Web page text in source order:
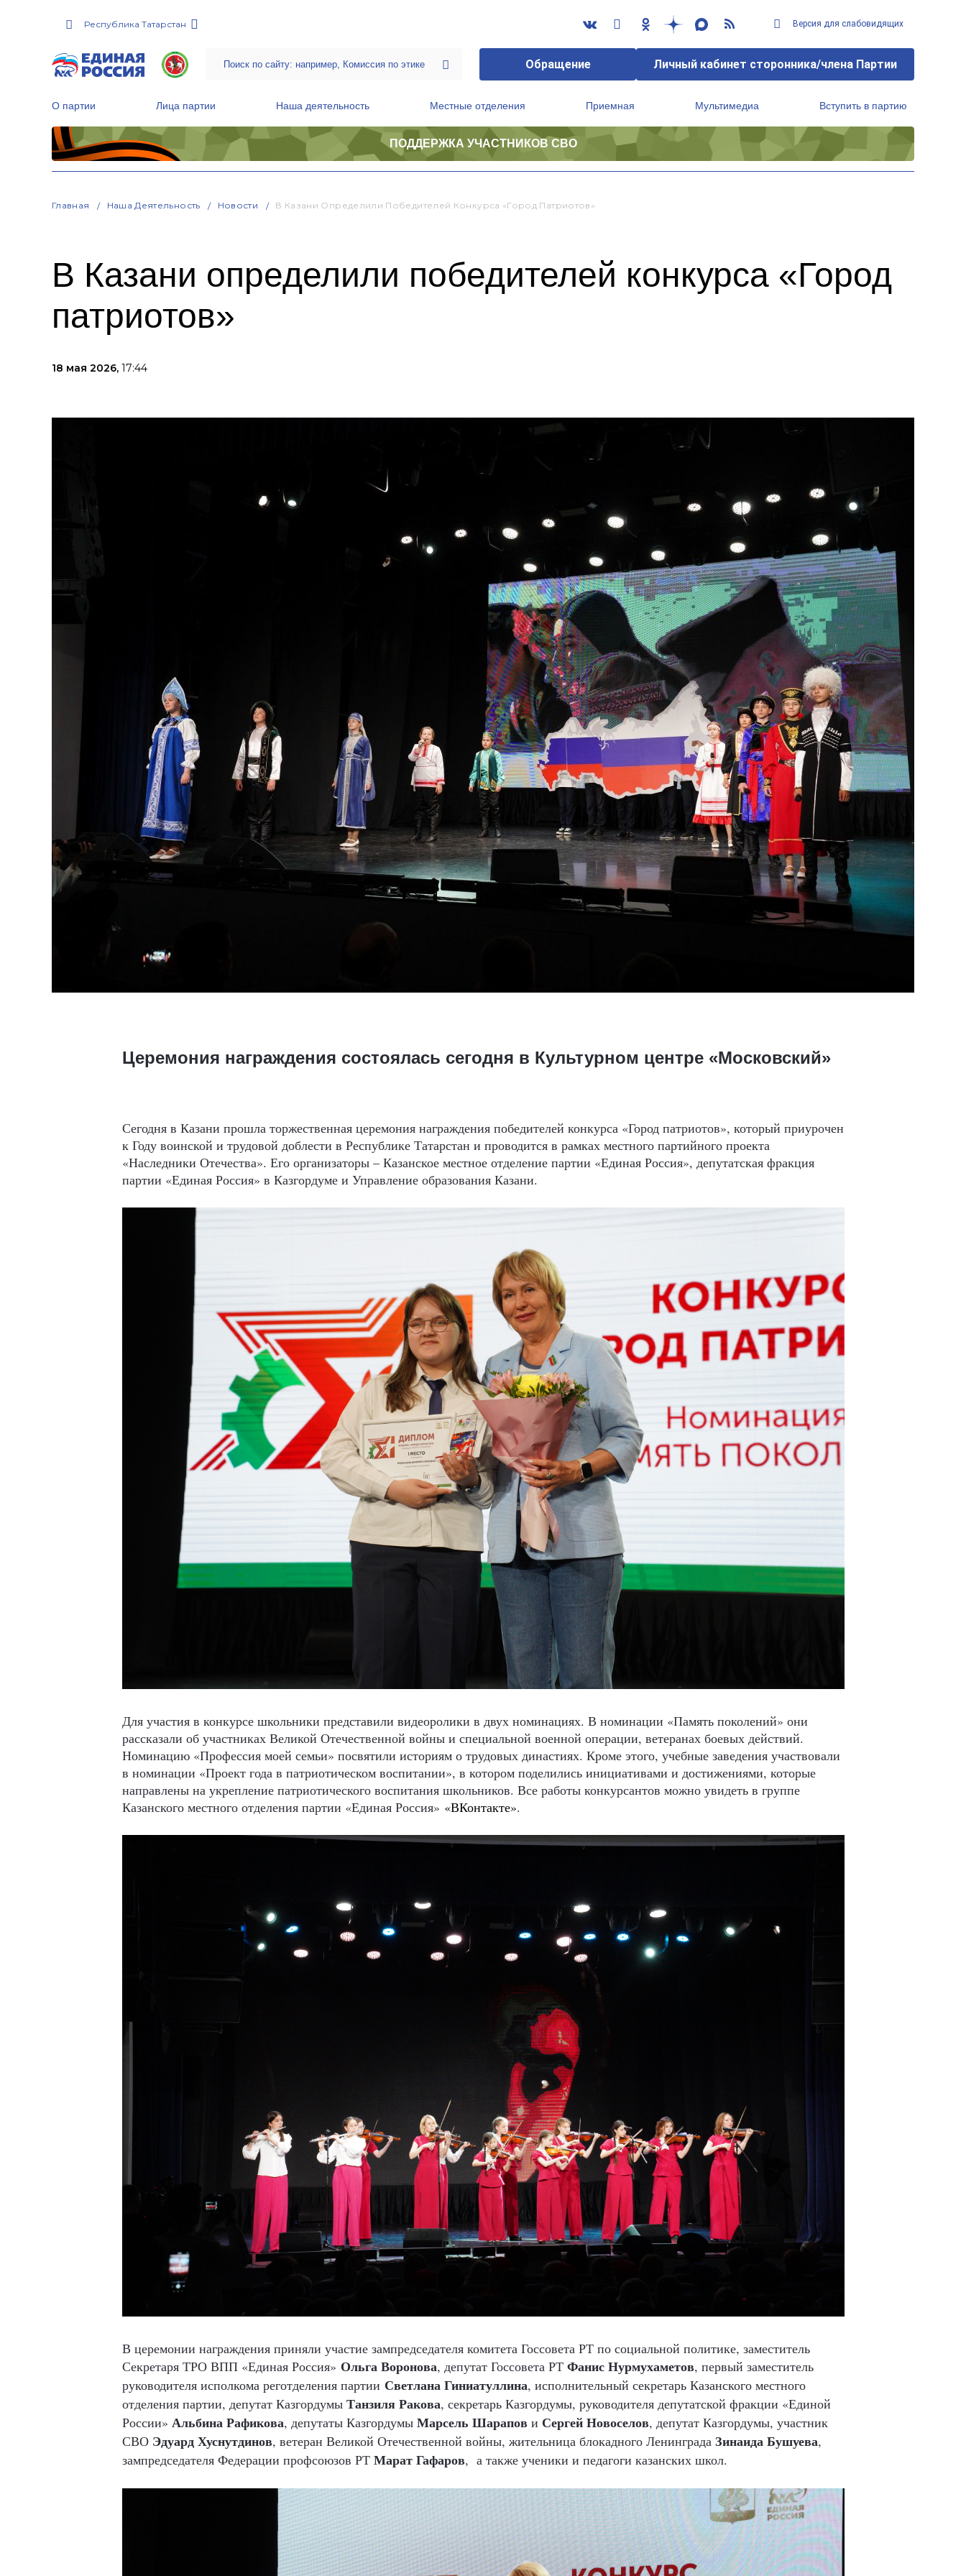
Республика Татарстан Версия для слабовидящих
Обращение Личный кабинет сторонника/члена Партии
О партии Лица партии Наша деятельность Местные отделения Приемная Мультимедиа Вступить в партию
ПОДДЕРЖКА УЧАСТНИКОВ СВО
Главная Наша Деятельность Новости В Казани Определили Победителей Конкурса «Город Патриотов»
В Казани определили победителей конкурса «Город
патриотов»
18 мая 2026, 17:44
Церемония награждения состоялась сегодня в Культурном центре «Московский»
Сегодня в Казани прошла торжественная церемония награждения победителей конкурса «Город патриотов», который приурочен
к Году воинской и трудовой доблести в Республике Татарстан и проводится в рамках местного партийного проекта
«Наследники Отечества». Его организаторы – Казанское местное отделение партии «Единая Россия», депутатская фракция
партии «Единая Россия» в Казгордуме и Управление образования Казани.
Для участия в конкурсе школьники представили видеоролики в двух номинациях. В номинации «Память поколений» они
рассказали об участниках Великой Отечественной войны и специальной военной операции, ветеранах боевых действий.
Номинацию «Профессия моей семьи» посвятили историям о трудовых династиях. Кроме этого, учебные заведения участвовали
в номинации «Проект года в патриотическом воспитании», в котором поделились инициативами и достижениями, которые
направлены на укрепление патриотического воспитания школьников. Все работы конкурсантов можно увидеть в группе
Казанского местного отделения партии «Единая Россия» «ВКонтакте».
В церемонии награждения приняли участие зампредседателя комитета Госсовета РТ по социальной политике, заместитель
Секретаря ТРО ВПП «Единая Россия» Ольга Воронова, депутат Госсовета РТ Фанис Нурмухаметов, первый заместитель
руководителя исполкома реготделения партии Светлана Гиниатуллина, исполнительный секретарь Казанского местного
отделения партии, депутат Казгордумы Танзиля Ракова, секретарь Казгордумы, руководителя депутатской фракции «Единой
России» Альбина Рафикова, депутаты Казгордумы Марсель Шарапов и Сергей Новоселов, депутат Казгордумы, участник
СВО Эдуард Хуснутдинов, ветеран Великой Отечественной войны, жительница блокадного Ленинграда Зинаида Бушуева,
зампредседателя Федерации профсоюзов РТ Марат Гафаров, а также ученики и педагоги казанских школ.